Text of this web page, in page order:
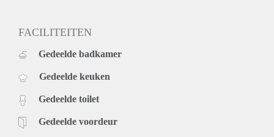
FACILITEITEN
Gedeelde badkamer
Gedeelde keuken
Gedeelde toilet
Gedeelde voordeur